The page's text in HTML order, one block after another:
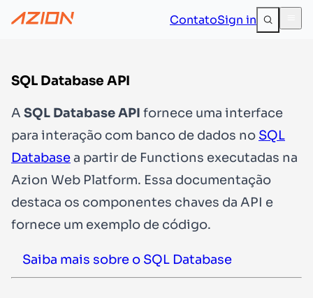
ContatoSign in
SQL Database API
A SQL Database API fornece uma interface
para interação com banco de dados no SQL
Databasea partir de Functions executadas na
Azion Web Platform. Essa documentação
destaca os componentes chaves da API e
fornece um exemplo de código.
Saiba mais sobre o SQL Database